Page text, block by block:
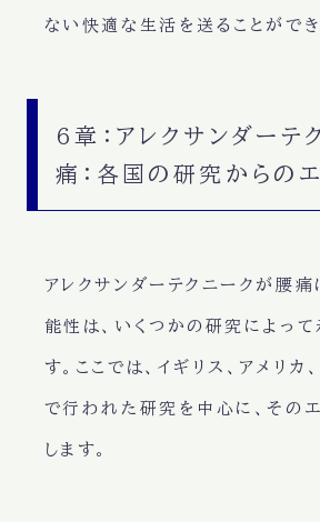
ない快適な生活を送ることができ
6章：アレクサンダーテ
痛：各国の研究からの
アレクサンダーテクニークが腰
能性は、いくつかの研究によって
す。ここでは、イギリス、アメリカ
で行われた研究を中心に、その
します。